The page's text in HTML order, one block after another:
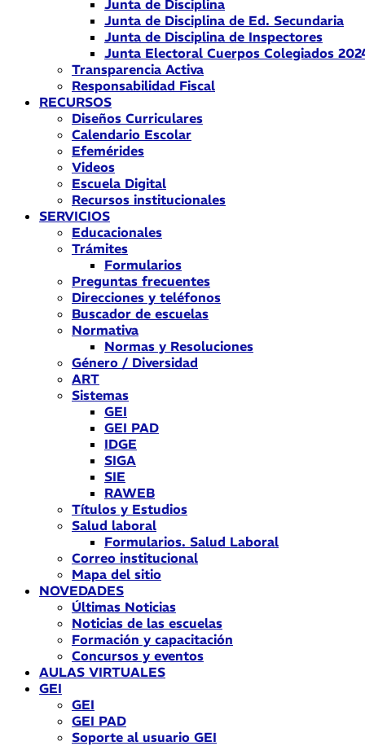
Junta de Disciplina
Junta de Disciplina de Ed. Secundaria
Junta de Disciplina de Inspectores
Junta Electoral Cuerpos Colegiados
Transparencia Activa
Responsabilidad Fiscal
RECURSOS
Diseños Curriculares
Calendario Escolar
Efemérides
Videos
Escuela Digital
Recursos institucionales
SERVICIOS
Educacionales
Trámites
Formularios
Preguntas frecuentes
Direcciones y teléfonos
Buscador de escuelas
Normativa
Normas y Resoluciones
Género / Diversidad
ART
Sistemas
GEI
GEI PAD
IDGE
SIGA
SIE
RAWEB
Títulos y Estudios
Salud laboral
Formularios. Salud Laboral
Correo institucional
Mapa del sitio
NOVEDADES
Últimas Noticias
Noticias de las escuelas
Formación y capacitación
Concursos y eventos
AULAS VIRTUALES
GEI
GEI
GEI PAD
Soporte al usuario GEI